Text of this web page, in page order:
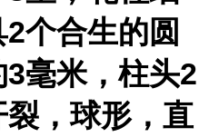
个合生的圆
毫米，柱头2
，球形，直